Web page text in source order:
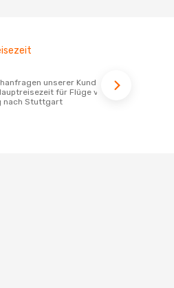
für Flüge von
nach Stuttgart